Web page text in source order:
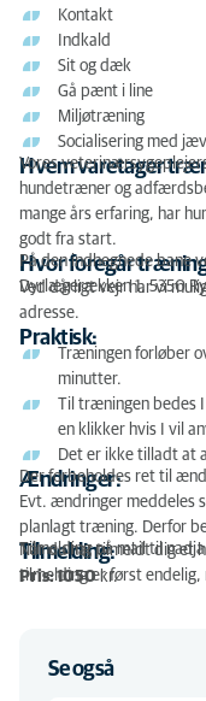
Kontakt
Indkald
Sit og dæk
Gå pænt i line
Miljøtræning
Socialisering med
Hvem varetager
Vores
hundetræner og
mange års erfaring, har
godt fra start.
Hvor foregår
På den indhegnede bane
Dyrlægerækken 1, 5350
Ved dårligt vejr har vi
adresse.
Praktisk:
Træningen forløber
minutter.
Til træningen bedes
en klikker hvis I vil
Det er ikke tilladt at
Ændringer:
Der forbeholdes ret til
Evt. ændringer meddeles
planlagt træning. Derfor
Tilmelding:
Tilmelding på mail til
Når du har tilmeldt dig et
tilmelding er først
Pris: 1050kr.
Se også